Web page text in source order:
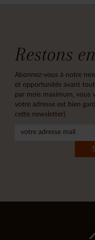
Restons
Abonnez-vous à notre
et opportunités avant
par mois maximum, vous
votre adresse est bien
cette newsletter)